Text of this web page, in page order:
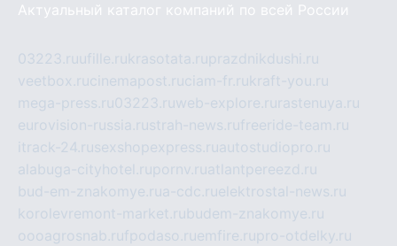
Актуальный каталог компаний по всей России
03223.ruufille.rukrasotata.ruprazdnikdushi.ru
veetbox.rucinemapost.ruciam-fr.rukraft-you.ru
mega-press.ru03223.ruweb-explore.ru rastenuya.ru
eurovision-russia.rustrah-news.rufreeride-team.ru
itrack-24.rusexshopexpress.ruautostudiopro.ru
alabuga-cityhotel.rupornv.ruatlantpereezd.ru
bud-em-znakomye.rua-cdc.ruelektrostal-news.ru
korolevremont-market.rubudem-znakomye.ru
oooagrosnab.rufpodaso.ruemfire.rupro-otdelky.ru